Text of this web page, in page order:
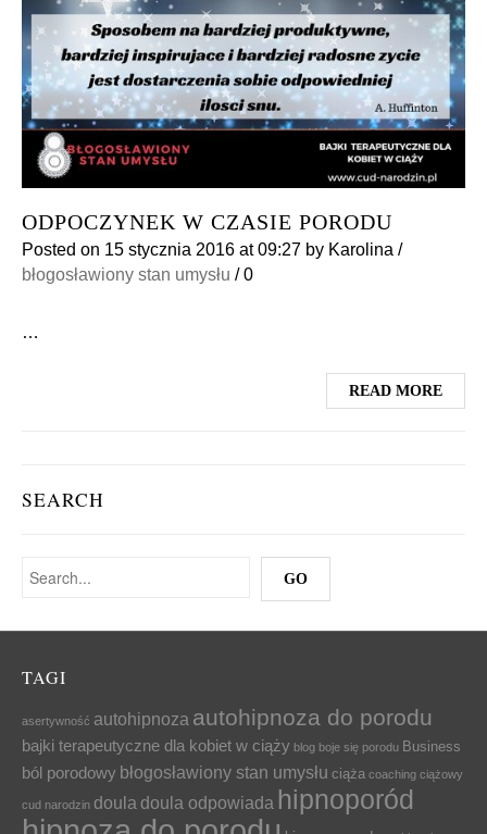
ODPOCZYNEK W CZASIE PORODU
Posted on 15 stycznia 2016 at 09:27 by Karolina /
błogosławiony stan umysłu /0
…
READ MORE
SEARCH
TAGI
asertywność autohipnoza autohipnoza do porodu
bajki terapeutyczne dla kobiet w ciąży blog boje się porodu Business
ból porodowy błogosławiony stan umysłu ciąża coaching ciążowy
cud narodzin doula doula odpowiada hipnoporód